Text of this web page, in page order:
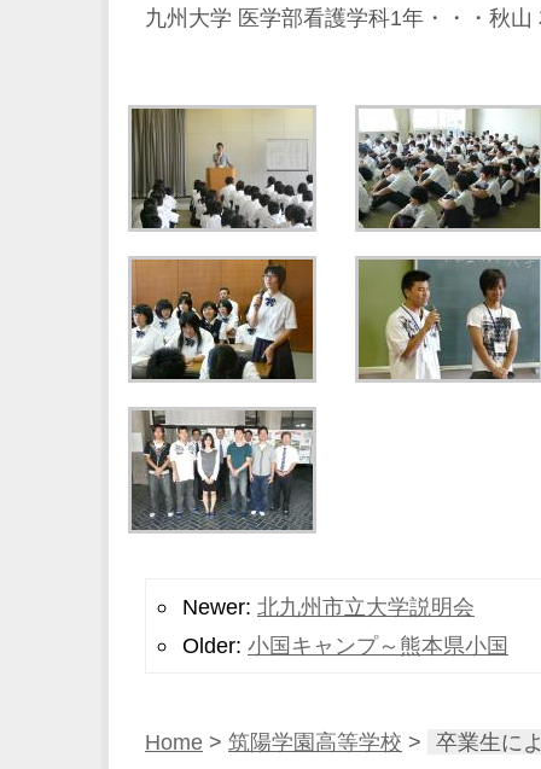
九州大学 医学部看護学科1年・・・秋山
Newer: 北九州市立大学説明会
Older: 小国キャンプ～熊本県小国
Home > 筑陽学園高等学校 > 卒業生に